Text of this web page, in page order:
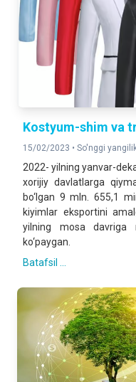
Kostyum-shim va
15/02/2023 • So'nggi
2022- yilning yanvar-
xorijiy davlatlarga
bo‘lgan 9 mln. 655,1
kiyimlar eksportini
yilning mosa davriga
ko‘paygan.
Batafsil ...